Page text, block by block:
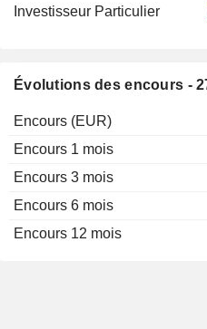
Investisseur Particulier
Évolutions des encours -
Encours (EUR)
Encours 1 mois
Encours 3 mois
Encours 6 mois
Encours 12 mois